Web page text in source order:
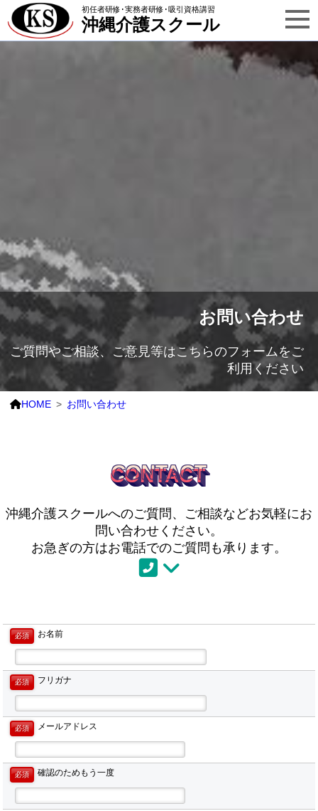
初任者研修･実務者研修･吸引資格講習
沖縄介護スクール
お問い合わせ
ご質問やご相談、ご意見等はこちらのフォームをご
利用ください
HOME お問い合わせ
CONTACT
沖縄介護スクールへのご質問、ご相談などお気軽にお
問い合わせください。
お急ぎの方はお電話でのご質問も承ります。
必須 お名前
必須 フリガナ
必須 メールアドレス
必須 確認のためもう一度